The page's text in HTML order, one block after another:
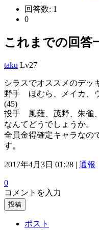
回答数: 1
0
これまでの回答
taku Lv27
シラスでオススメのデッ
野手 ほむら、メイカ、
(45)
投手 風薙、茂野、朱雀
なんてどうでしょうか。
全員金得確定キャラなの
す。
2017年4月3日 01:28 | 通報
0
コメントを入力
投稿
ポスト